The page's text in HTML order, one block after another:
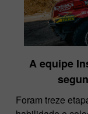
A equipe
Foram treze